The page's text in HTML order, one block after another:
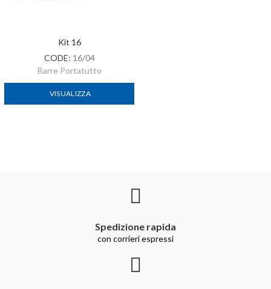
Kit 16
CODE: 16/04
Barre Portatutto
VISUALIZZA
Spedizione rapida
con corrieri espressi